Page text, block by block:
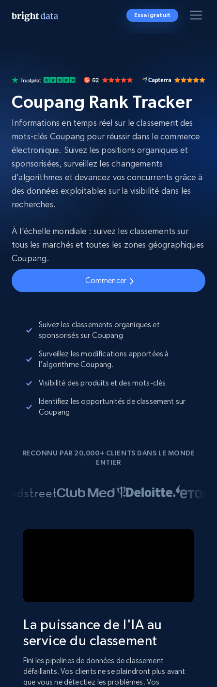
Essai gratuit
Coupang Rank Tracker
Informations en temps réel sur le classement des
mots-clés Coupang pour réussir dans le commerce
électronique. Suivez les positions organiques et
sponsorisées, surveillez les changements
d’algorithmes et devancez vos concurrents grâce à
des données exploitables sur la visibilité dans les
recherches.
À l’échelle mondiale : suivez les classements sur
tous les marchés et toutes les zones géographiques
Coupang.
Commencer
Suivez les classements organiques et
sponsorisés sur Coupang
Surveillez les modifications apportées à
l'algorithme Coupang.
Visibilité des produits et des mots-clés
Identifiez les opportunités de classement sur
Coupang
RECONNU PAR 20,000+ CLIENTS DANS LE MONDE
ENTIER
La puissance de l'IA au
service du classement
Fini les pipelines de données de classement
défaillants. Vos clients ne se plaindront plus avant
que vous ne détectiez les problèmes. Vos